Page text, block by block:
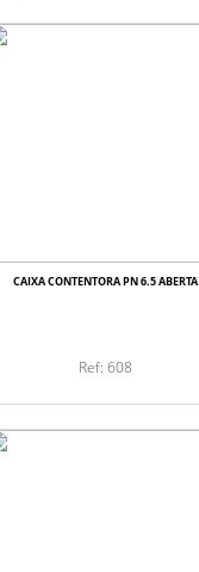
CAIXA CONTENTORA PN 6.5 ABERTA
Ref: 608